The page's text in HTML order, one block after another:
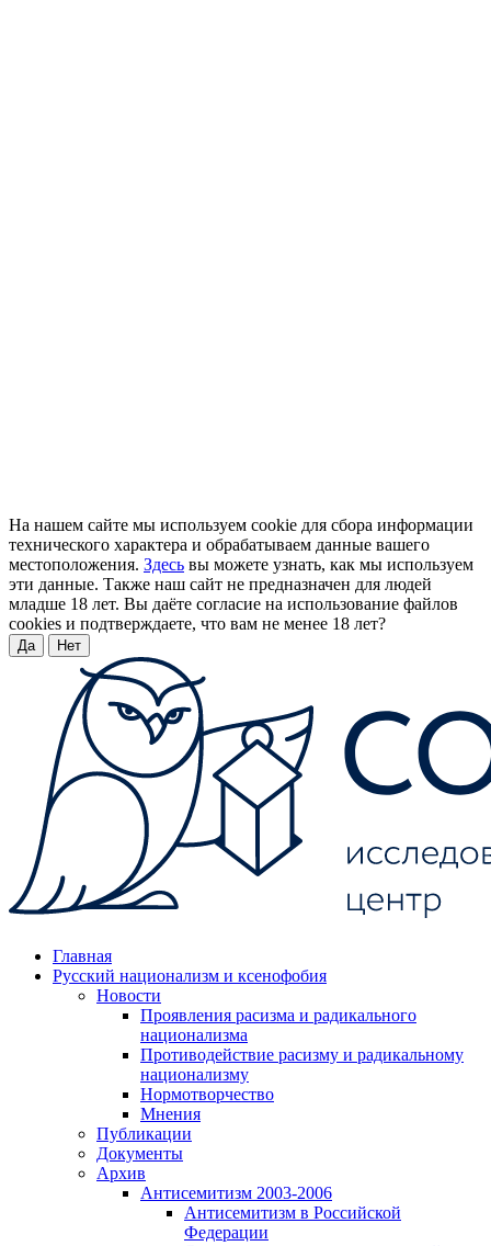
На нашем сайте мы используем cookie для сбора информации
технического характера и обрабатываем данные вашего
местоположения. Здесь вы можете узнать, как мы используем
эти данные. Также наш сайт не предназначен для людей
младше 18 лет. Вы даёте согласие на использование файлов
cookies и подтверждаете, что вам не менее 18 лет?
Да Нет
Главная
Русский национализм и ксенофобия
Новости
Проявления расизма и радикального
национализма
Противодействие расизму и радикальному
национализму
Нормотворчество
Мнения
Публикации
Документы
Архив
Антисемитизм 2003-2006
Антисемитизм в Российской
Федерации